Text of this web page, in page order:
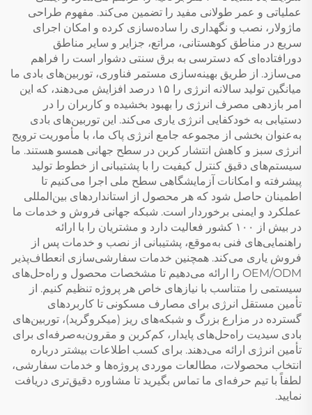
عملیاتی و عمر طولانی مفید را تضمین می‌کند. مفهوم طراحی
ماژولار، نصب و نگهداری را ساده‌سازی کرده و امکان اجرای
سریع در مناطق کوهستانی، مراتع، جزایر و سایر مناطق
دورافتاده‌ای که دسترسی به برق سنتی دشوار است را فراهم
می‌سازد. از طریق بهینه‌سازی مستمر فناوری، توربین‌های بادی ما
میانگین تولید سالانه انرژی را ۱۵ درصد افزایش می‌دهند، که این
امر بازدهی مصرف انرژی را بهبود بخشیده و کاربران را در
دستیابی به خودکفایی انرژی یاری می‌کند. این توربین‌های بادی
به‌عنوان بخشی از مجموعه جامع انرژی پاک ما، با مأموریت ترویج
انرژی سبز و کاهش انتشار کربن در سطح جهانی همسو هستند. ما
سیستم‌های دقیق کنترل کیفیت را با پشتیبانی از خطوط تولید
پیشرفته و امکانات آزمایشگاهی سطح ملی اجرا می‌کنیم تا
اطمینان حاصل شود که هر محصول از استانداردهای بین‌المللی
عملکرد و ایمنی برخوردار است. شبکه جهانی فروش و خدمات ما
در بیش از ۱۰۰ کشور فعالیت دارد و مشتریان را با ارائه
راهنمایی‌های فنی به‌موقع، پشتیبانی از نصب و خدمات پس از
فروش یاری می‌کند. همچنین خدمات سفارشی‌سازی انعطاف‌پذیر
OEM/ODM را ارائه می‌دهیم تا مشخصات محصول و راه‌حل‌های
سیستمی را متناسب با نیازهای خاص هر پروژه تنظیم کنیم. از
تأمین مستقل انرژی برای مصارف مسکونی تا کاربردهای
گسترده در مزارع بزرگ و شبکه‌های ریز (میکروگرید)، توربین‌های
بادی سیدیت راه‌حل‌های پایدار، کم‌کربن و مقرون‌به‌صرفه‌ای برای
تأمین انرژی ارائه می‌دهند. برای کسب اطلاعات بیشتر درباره
انتخاب محصولات، مطالعات موردی پروژه‌ها و خدمات سفارشی،
لطفاً با تیم حرفه‌ای ما تماس بگیرید تا مشاوره دقیق‌تری دریافت
نمایید.